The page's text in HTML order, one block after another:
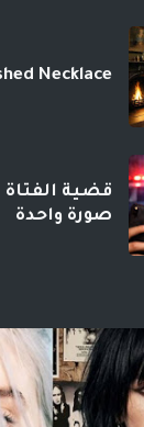
Necklace
قضية الفتاة
صورة واحدة